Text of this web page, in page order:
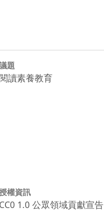
題
讀素養教育
權資訊
CC0 1.0 公眾領域貢獻宣告